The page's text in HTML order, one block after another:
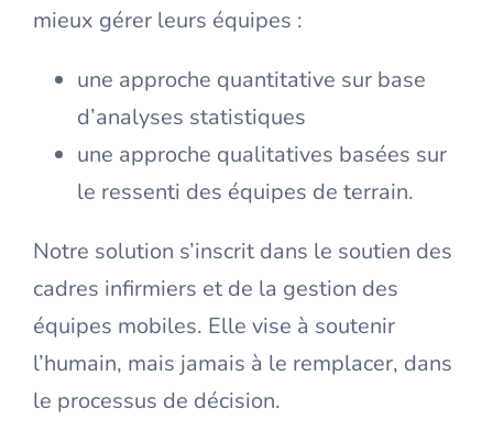
mieux gérer leurs équipes :
une approche quantitative sur base
d’analyses statistiques
une approche qualitatives basées sur
le ressenti des équipes de terrain.
Notre solution s’inscrit dans le soutien des
cadres infirmiers et de la gestion des
équipes mobiles. Elle vise à soutenir
l’humain, mais jamais à le remplacer, dans
le processus de décision.